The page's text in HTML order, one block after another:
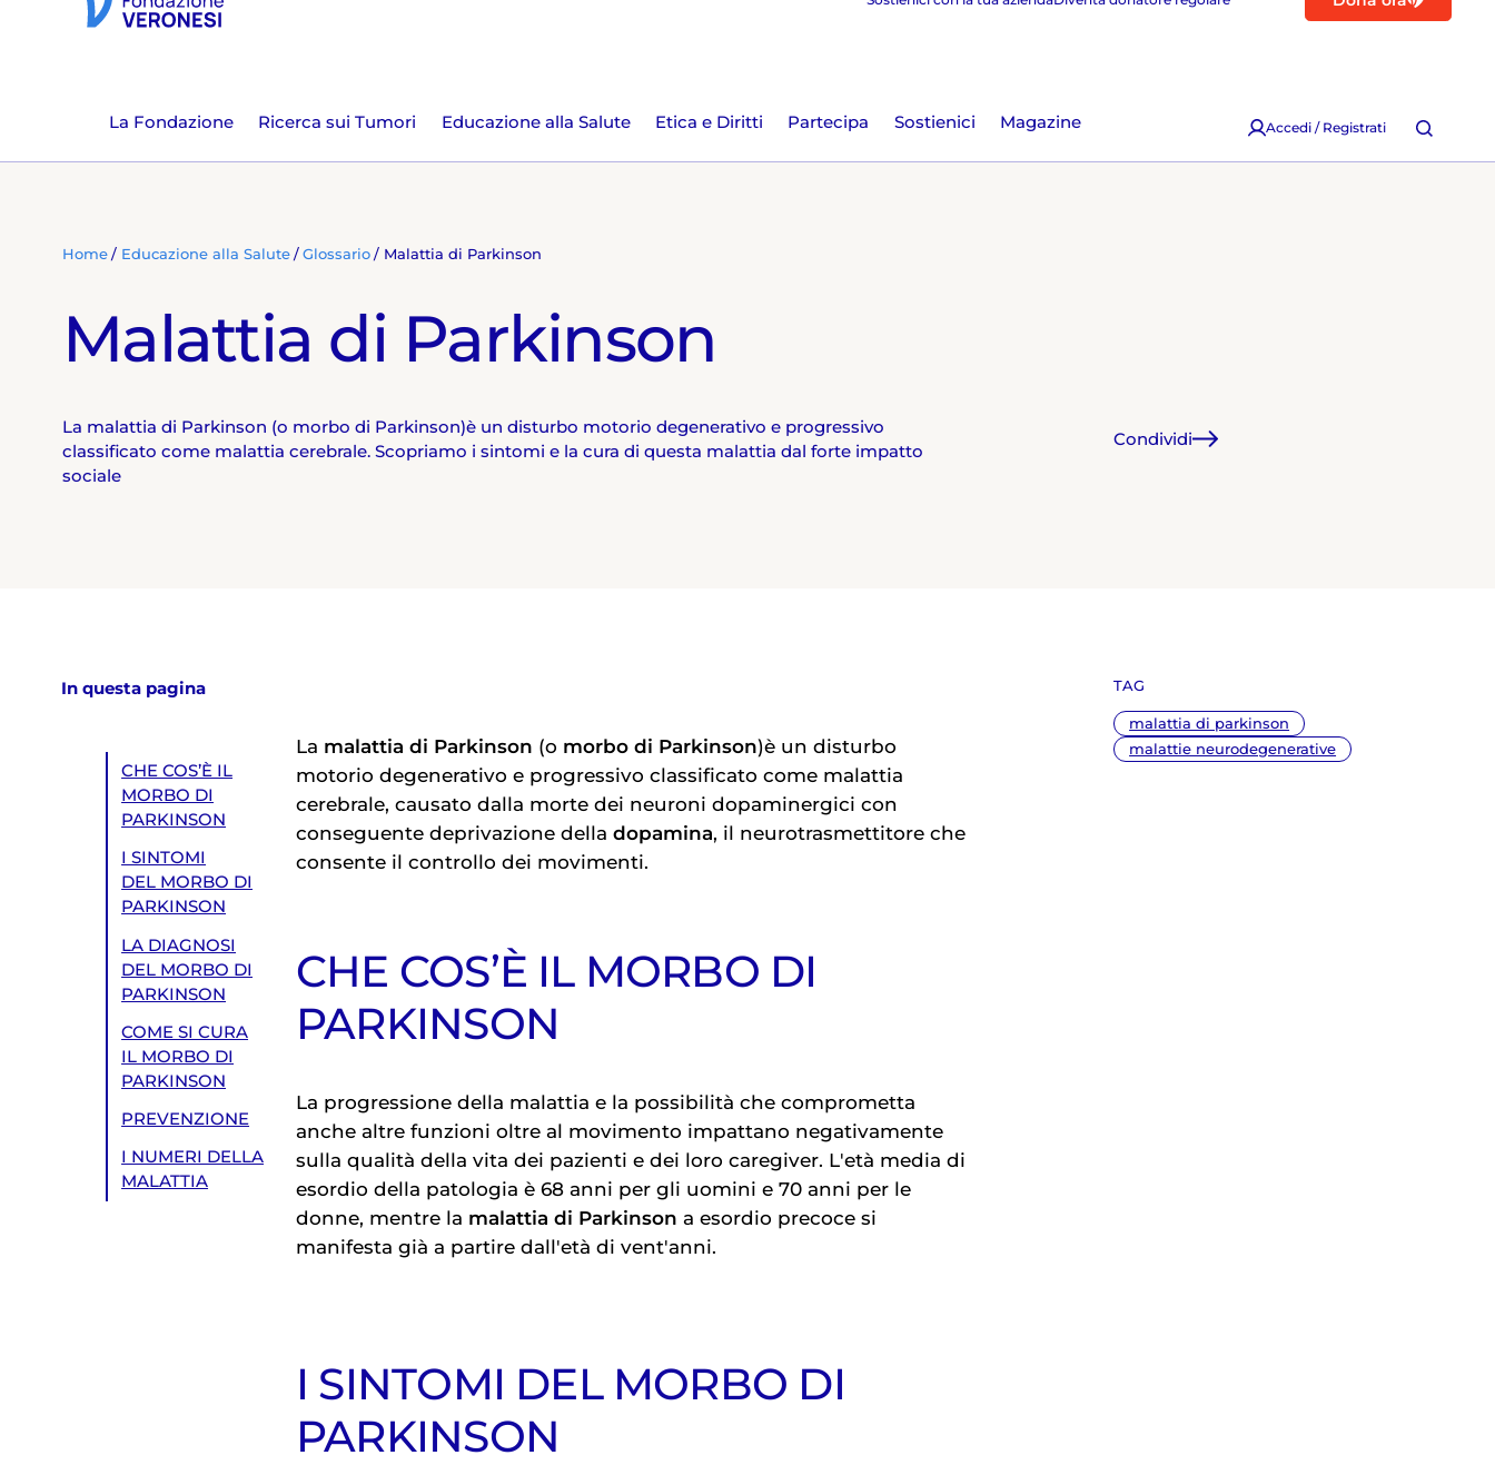
La Fondazione Ricerca sui Tumori Educazione alla Salute Etica e Diritti Partecipa Sostienici Magazine Accedi / Registrati
Home Educazione alla Salute Glossario Malattia di Parkinson
Malattia di Parkinson
La malattia di Parkinson (o morbo di Parkinson)è un disturbo motorio degenerativo e progressivo
classificato come malattia cerebrale. Scopriamo i sintomi e la cura di questa malattia dal forte impatto
sociale
Condividi
In questa pagina
CHE COS’È IL
MORBO DI
PARKINSON
I SINTOMI
DEL MORBO DI
PARKINSON
LA DIAGNOSI
DEL MORBO DI
PARKINSON
COME SI CURA
IL MORBO DI
PARKINSON
PREVENZIONE
I NUMERI DELLA
MALATTIA
TAG
malattia di parkinson
malattie neurodegenerative
La malattia di Parkinson (o morbo di Parkinson)è un disturbo
motorio degenerativo e progressivo classificato come malattia
cerebrale, causato dalla morte dei neuroni dopaminergici con
conseguente deprivazione della dopamina, il neurotrasmettitore che
consente il controllo dei movimenti.
CHE COS’È IL MORBO DI
PARKINSON
La progressione della malattia e la possibilità che comprometta
anche altre funzioni oltre al movimento impattano negativamente
sulla qualità della vita dei pazienti e dei loro caregiver. L'età media di
esordio della patologia è 68 anni per gli uomini e 70 anni per le
donne, mentre la malattia di Parkinson a esordio precoce si
manifesta già a partire dall'età di vent'anni.
I SINTOMI DEL MORBO DI
PARKINSON